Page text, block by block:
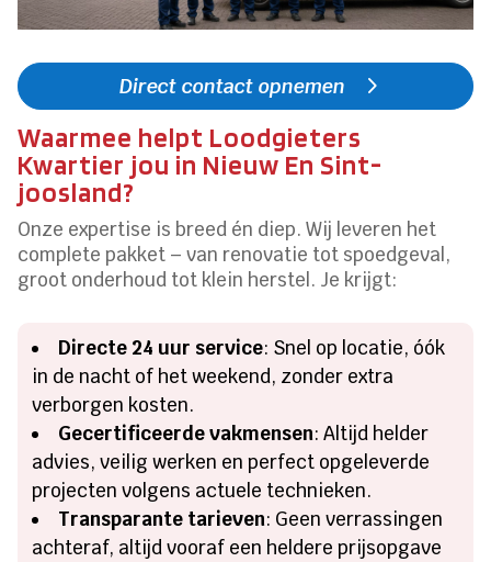
Direct contact opnemen
Waarmee helpt Loodgieters
Kwartier jou in Nieuw En Sint-
joosland?
Onze expertise is breed én diep. Wij leveren het
complete pakket – van renovatie tot spoedgeval,
groot onderhoud tot klein herstel. Je krijgt:
Directe 24 uur service: Snel op locatie, óók
in de nacht of het weekend, zonder extra
verborgen kosten.
Gecertificeerde vakmensen: Altijd helder
advies, veilig werken en perfect opgeleverde
projecten volgens actuele technieken.
Transparante tarieven: Geen verrassingen
achteraf, altijd vooraf een heldere prijsopgave